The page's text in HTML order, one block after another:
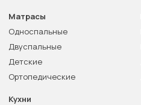
Матрасы
Односпальные
Двуспальные
Детские
Ортопедические
Кухни